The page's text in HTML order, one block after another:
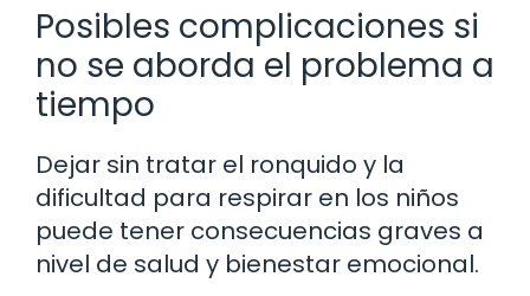
Posibles complicaciones si
no se aborda el problema a
tiempo
Dejar sin tratar el ronquido y la
dificultad para respirar en los niños
puede tener consecuencias graves a
nivel de salud y bienestar emocional.